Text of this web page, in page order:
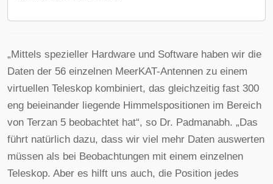
„Mittels spezieller Hardware und Software haben wir die
Daten der 56 einzelnen MeerKAT-Antennen zu einem
virtuellen Teleskop kombiniert, das gleichzeitig fast 300
eng beieinander liegende Himmelspositionen im Bereich
von Terzan 5 beobachtet hat“, so Dr. Padmanabh. „Das
führt natürlich dazu, dass wir viel mehr Daten auswerten
müssen als bei Beobachtungen mit einem einzelnen
Teleskop. Aber es hilft uns auch, die Position jedes